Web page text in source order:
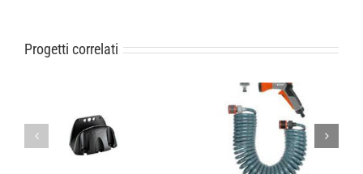
Progetti correlati